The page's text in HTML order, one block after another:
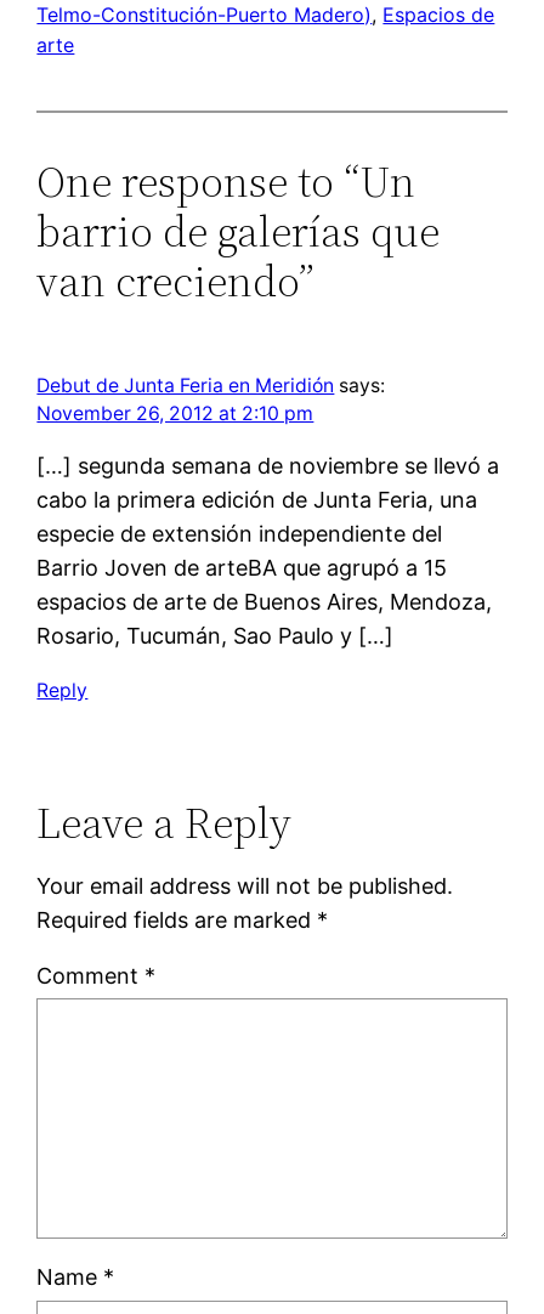
Telmo-Constitución-Puerto Madero), Espacios de
arte
One response to “Un
barrio de galerías que
van creciendo”
Debut de Junta Feria en Meridión says:
November 26, 2012 at 2:10 pm
[…] segunda semana de noviembre se llevó a
cabo la primera edición de Junta Feria, una
especie de extensión independiente del
Barrio Joven de arteBA que agrupó a 15
espacios de arte de Buenos Aires, Mendoza,
Rosario, Tucumán, Sao Paulo y […]
Reply
Leave a Reply
Your email address will not be published.
Required fields are marked *
Comment *
Name *